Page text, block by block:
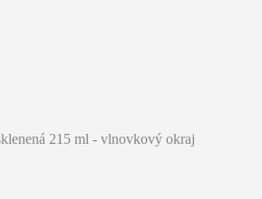
215 ml - vlnovkový okraj